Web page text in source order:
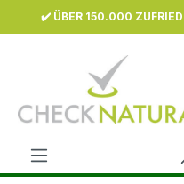
springen
✔️ ÜBER 150.000